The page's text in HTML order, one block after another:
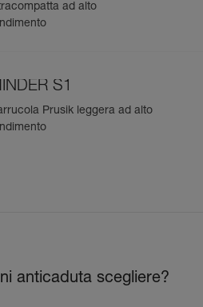
ad alto
S1
Prusik leggera ad alto
anticaduta scegliere?